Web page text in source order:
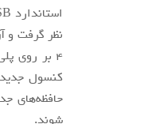
شوند.